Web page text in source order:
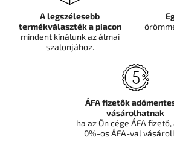
A legszélesebb
termékválaszték a piacon
mindent kínálunk az álmai
szalonjához.
ÁFA fizetők
vásárolhatnak
ha az Ön cége ÁFA
0%-os ÁFA-val